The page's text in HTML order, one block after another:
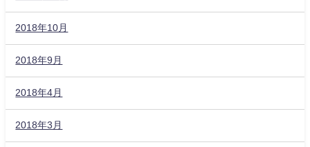
2018年10月
2018年9月
2018年4月
2018年3月